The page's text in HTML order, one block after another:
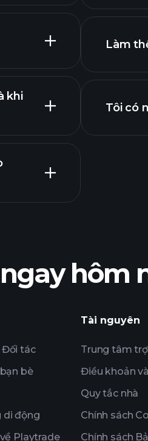
khi
Làm
Tôi có
theo dõi
hôm
Đối tác
bè
di động
Playtrade
Tài nguyên
Trung tâm
Điều khoản
Quy tắc nhà
Chính sách
Chính sách